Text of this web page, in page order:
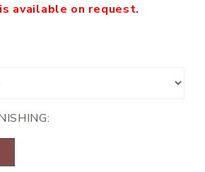
available on request.